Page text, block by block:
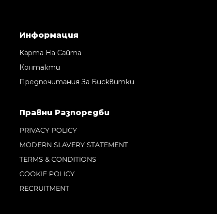
Информация
Карта На Сайта
Контакти
Предпочитания За Бисквитки
Правни Pазпоредби
PRIVACY POLICY
MODERN SLAVERY STATEMENT
TERMS & CONDITIONS
COOKIE POLICY
RECRUITMENT